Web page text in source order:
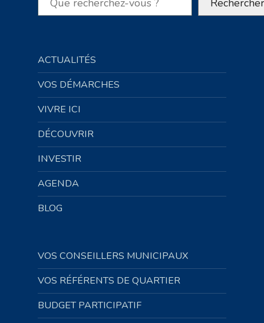
Rechercher
ACTUALITÉS
VOS DÉMARCHES
VIVRE ICI
DÉCOUVRIR
INVESTIR
AGENDA
BLOG
VOS CONSEILLERS MUNICIPAUX
VOS RÉFÉRENTS DE QUARTIER
BUDGET PARTICIPATIF